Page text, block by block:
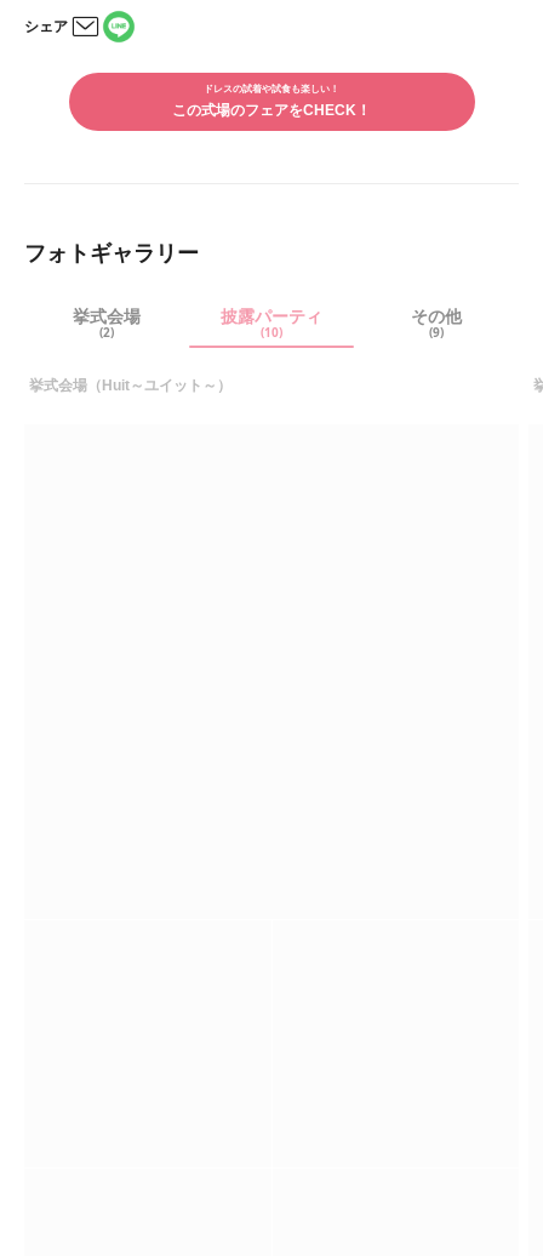
のも大変でした。こちら側が悩んでいることに対して過去の経
験を活かした提案等は全くありませんでしたがら電話をした際
てみるとたくさんアイデアを出してくれて対応の差に驚きまし
た。プランナーさんによってやはり多少の良し悪しはあるのだ
な、と感じました。 私たちは自分たちが主役という結婚式よ
誕生日のゲストが2人もいたため誕生日月のゲストを順番に読
設けて飽きないように配慮しました。
シェア
ルで
シェ
アす
る
で
ドレスの試着や試食も楽しい！
この式場のフェアをCHECK！
フォトギャラリー
挙式会場
(2)
披露パーティ
(10)
その他
(9)
挙式会場（Huit～ユイット～）